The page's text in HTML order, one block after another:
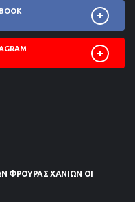
ΦΡΟΥΡΆΣ ΧΑΝΊΩΝ ΟΙ